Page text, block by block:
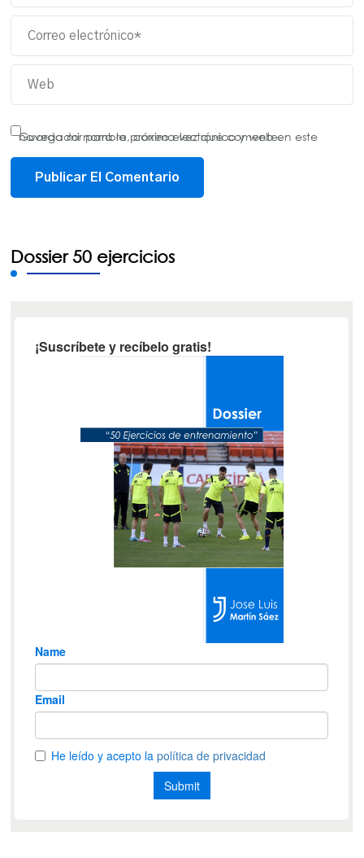
Guarda mi nombre, correo electrónico y web en este navegador para la próxima vez que comente.
Dossier 50 ejercicios